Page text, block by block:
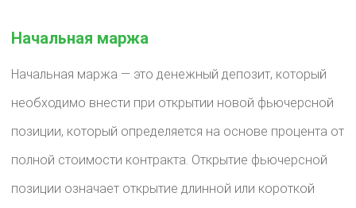
Начальная маржа
Начальная маржа — это денежный депозит, который
необходимо внести при открытии новой фьючерсной
позиции, который определяется на основе процента от
полной стоимости контракта. Открытие фьючерсной
позиции означает открытие длинной или короткой